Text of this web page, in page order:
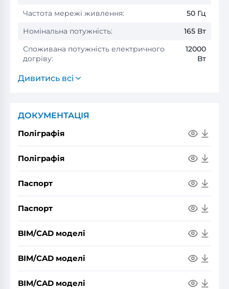
Частота мережі живлення:
50 Гц
Номінальна потужність:
165 Вт
Споживана потужність електричного
догріву:
12000
Вт
Дивитись всі
ДОКУМЕНТАЦІЯ
Поліграфія
Поліграфія
Паспорт
Паспорт
BIM/CAD моделі
BIM/CAD моделі
BIM/CAD моделі